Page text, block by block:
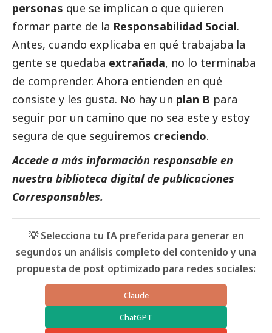
personas que se implican o que quieren
formar parte de la Responsabilidad Social.
Antes, cuando explicaba en qué trabajaba la
gente se quedaba extrañada, no lo terminaba
de comprender. Ahora entienden en qué
consiste y les gusta. No hay un plan B para
seguir por un camino que no sea este y estoy
segura de que seguiremos creciendo.
Accede a más información responsable en
nuestra biblioteca digital de publicaciones
Corresponsables.
💡 Selecciona tu IA preferida para generar en
segundos un análisis completo del contenido y una
propuesta de post optimizado para redes sociales:
Claude
ChatGPT